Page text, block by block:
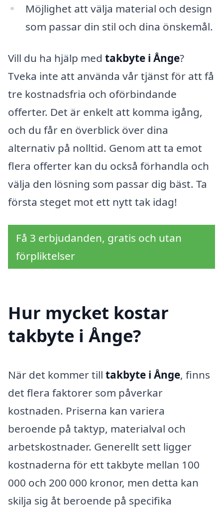
Möjlighet att välja material och design
som passar din stil och dina önskemål.
Vill du ha hjälp med takbyte i Ånge?
Tveka inte att använda vår tjänst för att få
tre kostnadsfria och oförbindande
offerter. Det är enkelt att komma igång,
och du får en överblick över dina
alternativ på nolltid. Genom att ta emot
flera offerter kan du också förhandla och
välja den lösning som passar dig bäst. Ta
första steget mot ett nytt tak idag!
Få 3 erbjudanden, gratis och utan
förpliktelser
Hur mycket kostar
takbyte i Ånge?
När det kommer till takbyte i Ånge, finns
det flera faktorer som påverkar
kostnaden. Priserna kan variera
beroende på taktyp, materialval och
arbetskostnader. Generellt sett ligger
kostnaderna för ett takbyte mellan 100
000 och 200 000 kronor, men detta kan
skilja sig åt beroende på specifika